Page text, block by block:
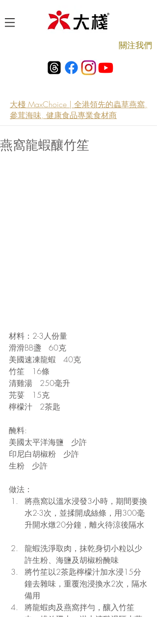
​關注我們
大棧 MaxChoice | 全港領先的蟲草燕窩,
參茸海味, 健康食品專業食材商
燕窩龍蝦釀竹笙
材料：2-3人份量
滑滑BB盞   60克
美國速凍龍蝦   40克
竹笙   16條
清雞湯   250毫升
芫荽   15克
檸檬汁   2茶匙
醃料:
美國太平洋海鹽   少許
印尼白胡椒粉   少許
生粉   少許
做法：
將燕窩以溫水浸發3小時，期間要換
水2-3次，並揉開成絲條，用300毫
升開水燉20分鐘，離火待涼後隔水
龍蝦洗淨取肉，抹乾身切小粒以少
許生粉、海鹽及胡椒粉醃味
將竹笙以2茶匙檸檬汁加水浸15分
鐘去雜味，重覆泡浸換水2次，隔水
備用
將龍蝦肉及燕窩拌勻，釀入竹笙